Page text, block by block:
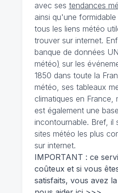
avec ses tendances
ainsi qu'une
tous les liens météo
trouver sur internet.
banque de données
météo) sur les
1850 dans toute la
météo, ses tableaux
climatiques en France,
est également une
incontournable. Bref, il
sites météo les plus
sur internet.
IMPORTANT : ce
coûteux et si vous
satisfaits, vous avez